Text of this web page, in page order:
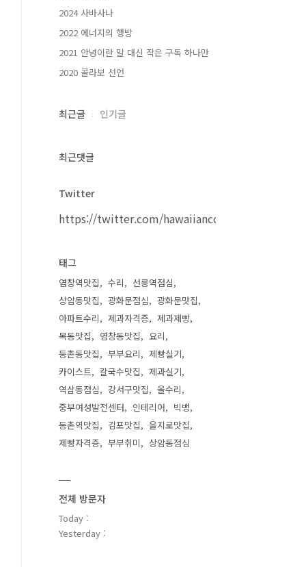
2024 사바사나
2022 에너지의 행방
2021 안녕이란 말 대신 작은 구독 하나만
2020 콜라보 선언
최근글 인기글
최근댓글
Twitter
https://twitter.com/hawaiiancouple
태그
염창역맛집 수리
선릉역점심
상암동맛집
광화문점심
광화문맛집
아파트수리
제과자격증
제과제빵
목동맛집
염창동맛집
요리
등촌동맛집
부부요리
제빵실기
카이스트
칼국수맛집
제과실기
역삼동점심
강서구맛집
올수리
중부여성발전센터
인테리어
빅뱅
등촌역맛집
김포맛집
을지로맛집
제빵자격증
부부취미 상암동점심
전체 방문자
Today :
Yesterday :